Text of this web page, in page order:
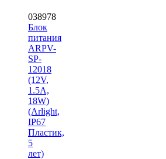
038978
Блок
питания
ARPV-
SP-
12018
(12V,
1.5A,
18W)
(Arlight,
IP67
Пластик,
5
лет)